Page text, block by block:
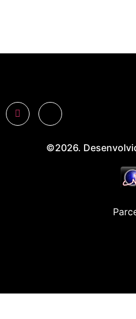
©2026.